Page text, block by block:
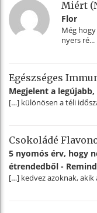
Miért
Flor
Még
nyers ré...
Egészséges
Megjelent a
[…] különösen a téli
Csokoládé
5 nyomós érv, hogy
étrendedből - Remind
[…] kedvez azoknak, akik